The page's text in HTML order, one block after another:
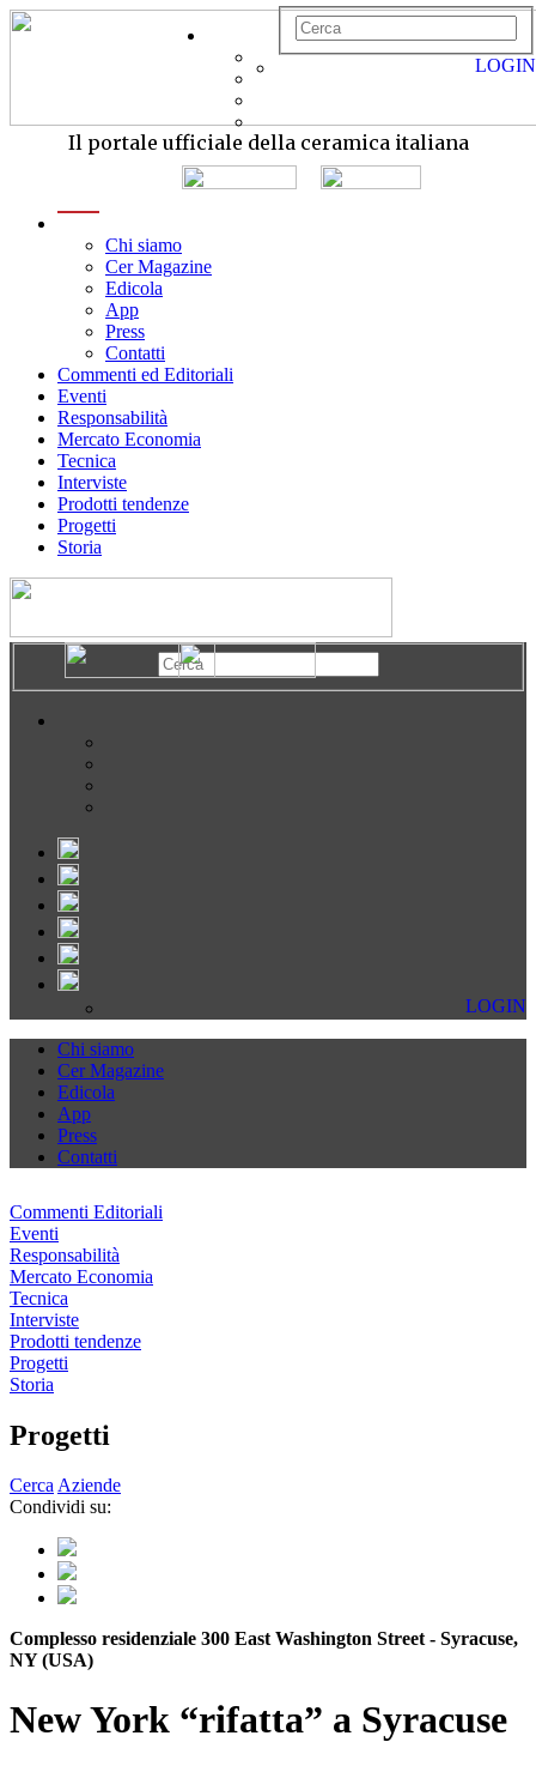
Il portale ufficiale della ceramica italiana
Chi siamo
Cer Magazine
Edicola
App
Press
Contatti
Commenti ed Editoriali
Eventi
Responsabilità
Mercato Economia
Tecnica
Interviste
Prodotti tendenze
Progetti
Storia
LOGIN
LOGIN
Chi siamo
Cer Magazine
Edicola
App
Press
Contatti
Commenti Editoriali
Eventi
Responsabilità
Mercato Economia
Tecnica
Interviste
Prodotti tendenze
Progetti
Storia
Progetti
CercaAziende
Condividi su:
Complesso residenziale 300 East Washington Street - Syracuse,
NY (USA)
New York “rifatta” a Syracuse